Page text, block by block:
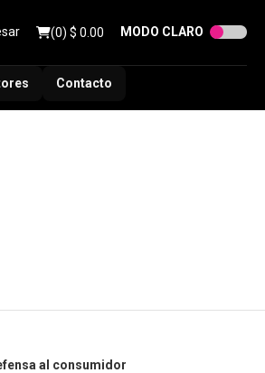
(0) $ 0.00 MODO CLARO
Contacto
al consumidor